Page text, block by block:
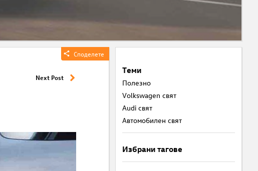
Споделете
Next Post
Теми
Полезнo
Volkswagen свят
Audi свят
Автомобилен свят
Избрани тагове